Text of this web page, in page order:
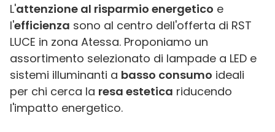
L'attenzione al risparmio energetico e
l'efficienza sono al centro dell'offerta di RST
LUCE in zona Atessa. Proponiamo un
assortimento selezionato di lampade a LED e
sistemi illuminanti a basso consumo ideali
per chi cerca la resa estetica riducendo
l'impatto energetico.